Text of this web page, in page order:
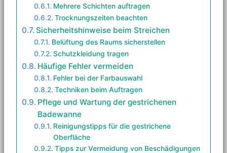
Mehrere Schichten auftragen
Trocknungszeiten beachten
Sicherheitshinweise beim Streichen
Belüftung des Raums sicherstellen
Schutzkleidung tragen
Häufige Fehler vermeiden
Fehler bei der Farbauswahl
Techniken beim Auftragen
Pflege und Wartung der gestrichenen
Badewanne
Reinigungstipps für die gestrichene
Oberfläche
Tipps zur Vermeidung von Beschädigungen